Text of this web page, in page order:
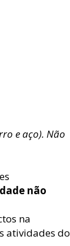
e aço). Não
não
na
atividades do